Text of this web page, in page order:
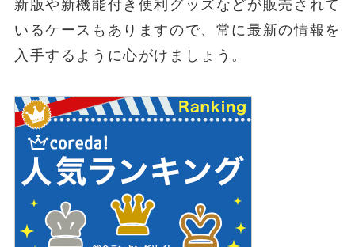
新版や新機能付き便利グッズなどが販売されて
いるケースもありますので、常に最新の情報を
入手するように心がけましょう。